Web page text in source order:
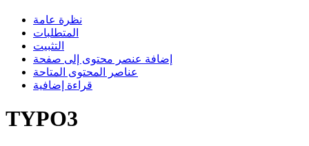
نظرة عامة
المتطلبات
التثبيت
إضافة عنصر محتوى إلى صفحة
عناصر المحتوى المتاحة
قراءة إضافية
TYPO3